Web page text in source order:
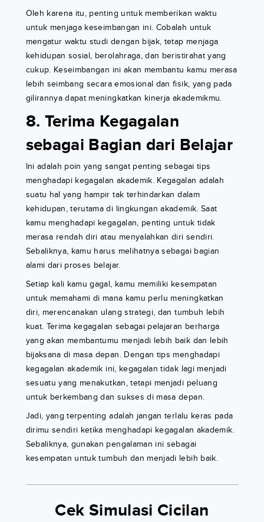
Oleh karena itu, penting untuk memberikan waktu
untuk menjaga keseimbangan ini. Cobalah untuk
mengatur waktu studi dengan bijak, tetap menjaga
kehidupan sosial, berolahraga, dan beristirahat yang
cukup. Keseimbangan ini akan membantu kamu merasa
lebih seimbang secara emosional dan fisik, yang pada
gilirannya dapat meningkatkan kinerja akademikmu.
8. Terima Kegagalan
sebagai Bagian dari Belajar
Ini adalah poin yang sangat penting sebagai tips
menghadapi kegagalan akademik. Kegagalan adalah
suatu hal yang hampir tak terhindarkan dalam
kehidupan, terutama di lingkungan akademik. Saat
kamu menghadapi kegagalan, penting untuk tidak
merasa rendah diri atau menyalahkan diri sendiri.
Sebaliknya, kamu harus melihatnya sebagai bagian
alami dari proses belajar.
Setiap kali kamu gagal, kamu memiliki kesempatan
untuk memahami di mana kamu perlu meningkatkan
diri, merencanakan ulang strategi, dan tumbuh lebih
kuat. Terima kegagalan sebagai pelajaran berharga
yang akan membantumu menjadi lebih baik dan lebih
bijaksana di masa depan. Dengan tips menghadapi
kegagalan akademik ini, kegagalan tidak lagi menjadi
sesuatu yang menakutkan, tetapi menjadi peluang
untuk berkembang dan sukses di masa depan.
Jadi, yang terpenting adalah jangan terlalu keras pada
dirimu sendiri ketika menghadapi kegagalan akademik.
Sebaliknya, gunakan pengalaman ini sebagai
kesempatan untuk tumbuh dan menjadi lebih baik.
Cek Simulasi Cicilan